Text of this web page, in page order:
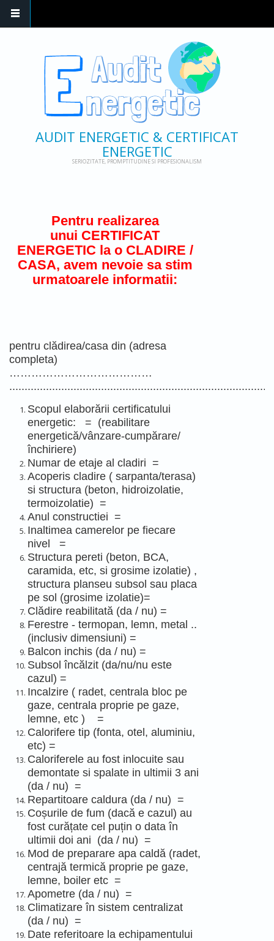
AUDIT ENERGETIC & CERTIFICAT
ENERGETIC
SERIOZITATE, PROMPTITUDINE SI PROFESIONALISM
Pentru realizarea
unui CERTIFICAT
ENERGETIC la o CLADIRE /
CASA, avem nevoie sa stim
urmatoarele informatii:
pentru clădirea/casa din (adresa
completa)
…………………………………
Scopul elaborării certificatului
energetic: = (reabilitare
energetică/vânzare-cumpărare/
închiriere)
Numar de etaje al cladiri =
Acoperis cladire ( sarpanta/terasa)
si structura (beton, hidroizolatie,
termoizolatie) =
Anul constructiei =
Inaltimea camerelor pe fiecare
nivel =
Structura pereti (beton, BCA,
caramida, etc, si grosime izolatie) ,
structura planseu subsol sau placa
pe sol (grosime izolatie)=
Clădire reabilitată (da / nu) =
Ferestre - termopan, lemn, metal ..
(inclusiv dimensiuni) =
Balcon inchis (da / nu) =
Subsol încălzit (da/nu/nu este
cazul) =
Incalzire ( radet, centrala bloc pe
gaze, centrala proprie pe gaze,
lemne, etc ) =
Calorifere tip (fonta, otel, aluminiu,
etc) =
Caloriferele au fost inlocuite sau
demontate si spalate in ultimii 3 ani
(da / nu) =
Repartitoare caldura (da / nu) =
Coșurile de fum (dacă e cazul) au
fost curățate cel puțin o data în
ultimii doi ani (da / nu) =
Mod de preparare apa caldă (radet,
centrajă termică proprie pe gaze,
lemne, boiler etc =
Apometre (da / nu) =
Climatizare în sistem centralizat
(da / nu) =
Date referitoare la echipamentului